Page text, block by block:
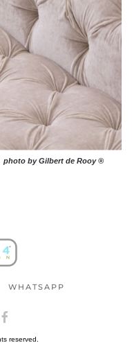
photo by Gilbert de Rooy ®
WHATSAPP
reserved.